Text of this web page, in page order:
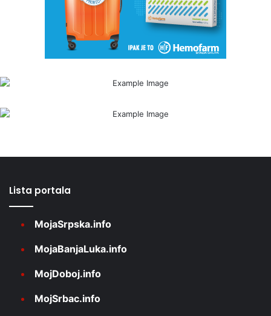
Lista portala
MojaSrpska.info
MojaBanjaLuka.info
MojDoboj.info
MojSrbac.info